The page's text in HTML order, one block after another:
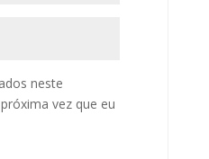
neste
vez que eu